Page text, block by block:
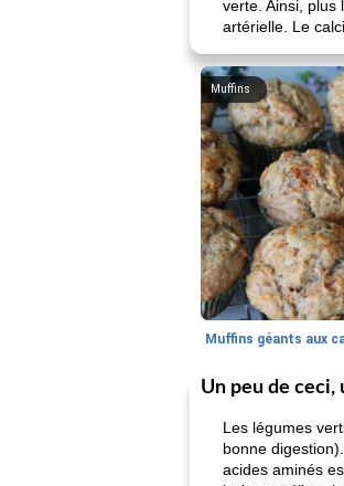
verte. Ainsi, plus
artérielle. Le
Muffins
Un peu de ceci,
Les légumes
bonne
acides aminés